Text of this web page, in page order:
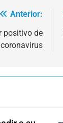
Anterior:
positivo de
coronavirus